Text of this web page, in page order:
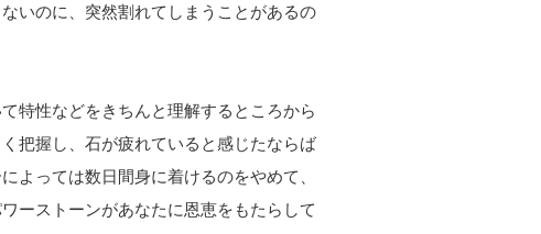
いのに、突然割れてしまうことがあるの
特性などをきちんと理解するところから
把握し、石が疲れていると感じたならば
よっては数日間身に着けるのをやめて、
ーストーンがあなたに恩恵をもたらして